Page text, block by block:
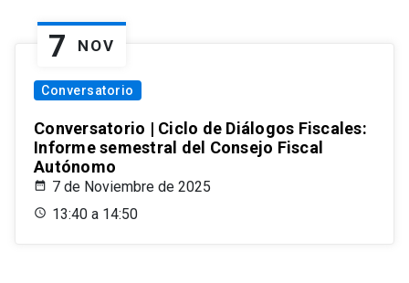
7 NOV
Conversatorio
Conversatorio | Ciclo de Diálogos Fiscales:
Informe semestral del Consejo Fiscal
Autónomo
7 de Noviembre de 2025
13:40 a 14:50